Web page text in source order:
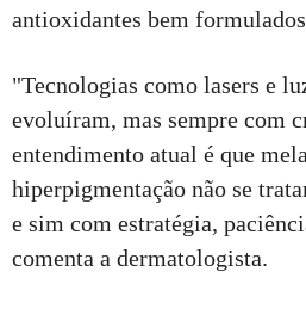
antioxidantes bem
"Tecnologias como lasers e
evoluíram, mas sempre com
entendimento atual é que
hiperpigmentação não se
e sim com estratégia,
comenta a dermatologista.